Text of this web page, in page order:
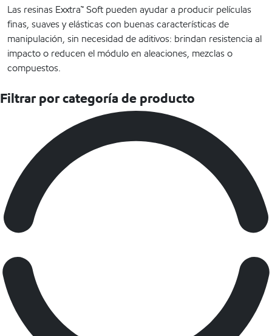
Las resinas Exxtra™ Soft pueden ayudar a producir películas
finas, suaves y elásticas con buenas características de
manipulación, sin necesidad de aditivos: brindan resistencia al
impacto o reducen el módulo en aleaciones, mezclas o
compuestos.
Filtrar por categoría de producto